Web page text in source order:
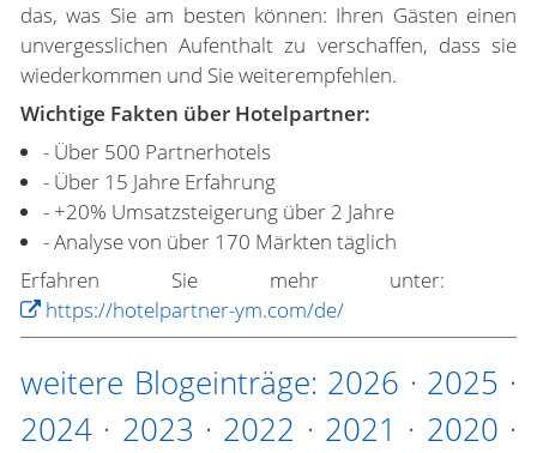
das, was Sie am besten können: Ihren Gästen einen
unvergesslichen Aufenthalt zu verschaffen, dass sie
wiederkommen und Sie weiterempfehlen.
Wichtige Fakten über Hotelpartner:
- Über 500 Partnerhotels
- Über 15 Jahre Erfahrung
- +20% Umsatzsteigerung über 2 Jahre
- Analyse von über 170 Märkten täglich
Erfahren Sie mehr unter:
https://hotelpartner-ym.com/de/
weitere Blogeinträge: 2026 · 2025 ·
2024 · 2023 · 2022 · 2021 · 2020 ·